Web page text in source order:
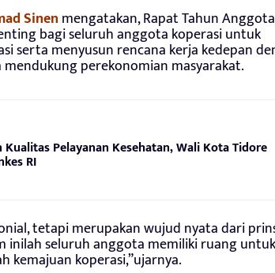
Sinenmengatakan, Rapat Tahun Anggota
bagi seluruh anggota koperasi untuk
serta menyusun rencana kerja kedepan
perekonomian masyarakat.
Pelayanan Kesehatan, Wali Kota Tidore
RI
tetapi merupakan wujud nyata dari
inilah seluruh anggota memiliki ruang untuk
kemajuan koperasi,”ujarnya.